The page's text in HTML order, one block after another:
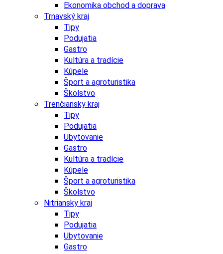
Ekonomika obchod a doprava
Trnavský kraj
Tipy
Podujatia
Gastro
Kultúra a tradície
Kúpele
Šport a agroturistika
Školstvo
Trenčiansky kraj
Tipy
Podujatia
Ubytovanie
Gastro
Kultúra a tradície
Kúpele
Šport a agroturistika
Školstvo
Nitriansky kraj
Tipy
Podujatia
Ubytovanie
Gastro